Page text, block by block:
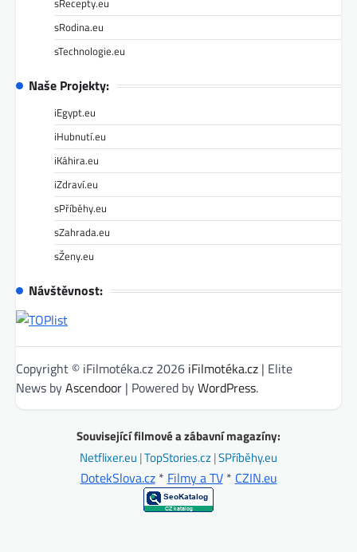
sRecepty.eu
sRodina.eu
sTechnologie.eu
Naše Projekty:
iEgypt.eu
iHubnutí.eu
iKáhira.eu
iZdraví.eu
sPříběhy.eu
sZahrada.eu
sŽeny.eu
Návštěvnost:
Copyright © iFilmotéka.cz 2026 iFilmotéka.cz | Elite
News byAscendoor | Powered byWordPress.
Související filmové a zábavní magazíny:
Netflixer.eu |TopStories.cz|SPříběhy.eu
DotekSlova.cz* Filmy a TV* CZIN.eu